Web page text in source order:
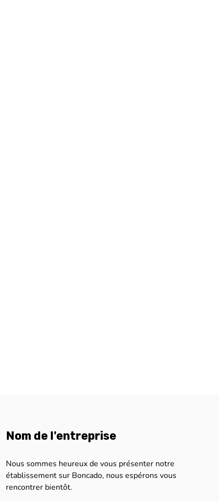
Nom de l'entreprise
Nous sommes heureux de vous présenter notre
établissement sur Boncado, nous espérons vous
rencontrer bientôt.